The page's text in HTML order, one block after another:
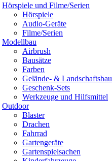
Hörspiele und Filme/Serien
Hörspiele
Audio-Geräte
Filme/Serien
Modellbau
Airbrush
Bausätze
Farben
Gelände- & Landschaftsbau
Geschenk-Sets
Werkzeuge und Hilfsmittel
Outdoor
Blaster
Drachen
Fahrrad
Gartengeräte
Gartenspielsachen